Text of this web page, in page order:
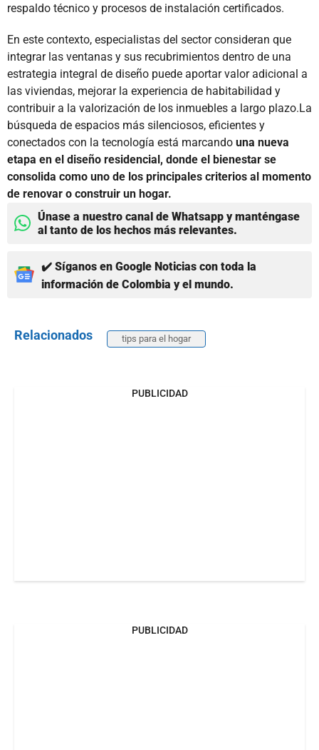
respaldo técnico y procesos de instalación certificados.
En este contexto, especialistas del sector consideran que
integrar las ventanas y sus recubrimientos dentro de una
estrategia integral de diseño puede aportar valor adicional a
las viviendas, mejorar la experiencia de habitabilidad y
contribuir a la valorización de los inmuebles a largo plazo.La
búsqueda de espacios más silenciosos, eficientes y
conectados con la tecnología está marcando una nueva
etapa en el diseño residencial, donde el bienestar se
consolida como uno de los principales criterios al momento
de renovar o construir un hogar.
Únase a nuestro canal de Whatsapp y manténgase
al tanto de los hechos más relevantes.
✔️ Síganos en Google Noticias con toda la
información de Colombia y el mundo.
Relacionados tips para el hogar
PUBLICIDAD
PUBLICIDAD